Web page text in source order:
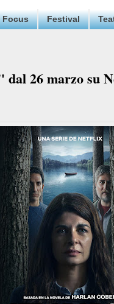
Focus Festival
26 marzo su